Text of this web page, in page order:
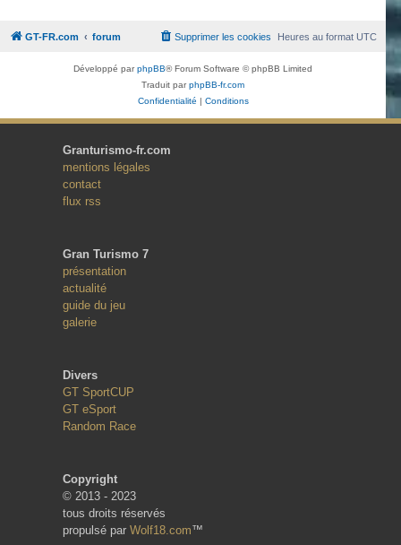
GT-FR.com forum Heures au formatUTC
Supprimer les cookies
Développé parphpBB® Forum Software © phpBB Limited
Traduit parphpBB-fr.com
Confidentialité | Conditions
Granturismo-fr.com
mentions légales
contact
flux rss
Gran Turismo 7
présentation
actualité
guide du jeu
galerie
Divers
GT SportCUP
GT eSport
Random Race
Copyright
© 2013 - 2023
tous droits réservés
propulsé par Wolf18.com™